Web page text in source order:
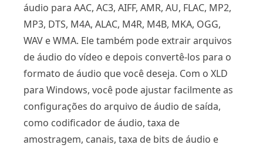
áudio para AAC, AC3, AIFF, AMR, AU, FLAC, MP2,
MP3, DTS, M4A, ALAC, M4R, M4B, MKA, OGG,
WAV e WMA. Ele também pode extrair arquivos
de áudio do vídeo e depois convertê-los para o
formato de áudio que você deseja. Com o XLD
para Windows, você pode ajustar facilmente as
configurações do arquivo de áudio de saída,
como codificador de áudio, taxa de
amostragem, canais, taxa de bits de áudio e